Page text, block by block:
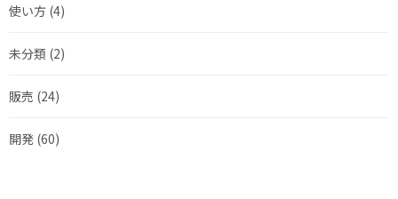
使い方 (4)
未分類 (2)
販売 (24)
開発 (60)